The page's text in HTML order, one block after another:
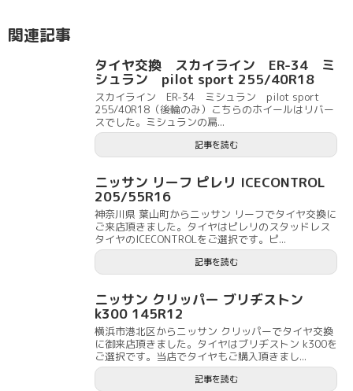
関連記事
タイヤ交換 スカイライン ER-34 ミ
シュラン pilot sport 255/40R18
スカイライン ER-34 ミシュラン pilot sport
255/40R18（後輪のみ）こちらのホイールはリバー
スでした。ミシュランの扁...
記事を読む
ニッサン リーフ ピレリ ICECONTROL
205/55R16
神奈川県 葉山町からニッサン リーフでタイヤ交換に
ご来店頂きました。タイヤはピレリのスタッドレス
タイヤのICECONTROLをご選択です。ピ...
記事を読む
ニッサン クリッパー ブリヂストン
k300 145R12
横浜市港北区からニッサン クリッパーでタイヤ交換
に御来店頂きました。タイヤはブリヂストン k300を
ご選択です。当店でタイヤもご購入頂きまし...
記事を読む